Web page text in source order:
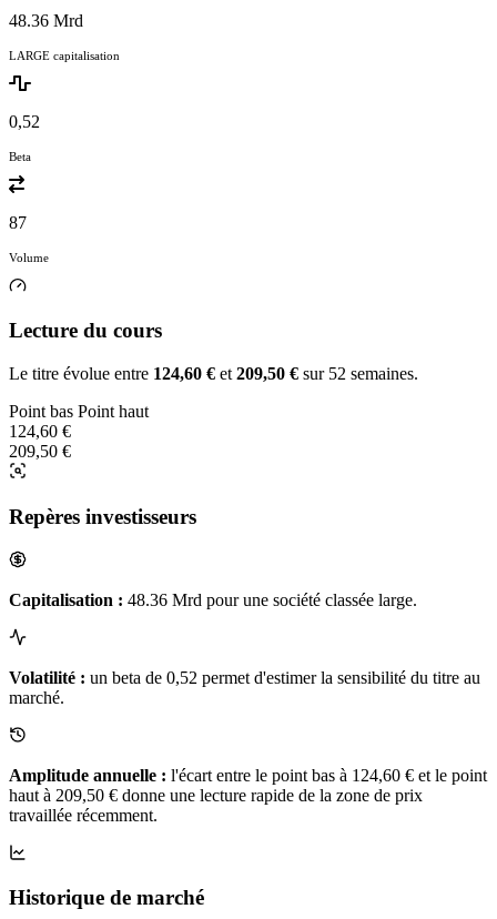
48.36 Mrd
LARGE capitalisation
0,52
Beta
87
Volume
Lecture du cours
Le titre évolue entre 124,60 € et 209,50 € sur 52 semaines.
Point bas Point haut
124,60 €
209,50 €
Repères investisseurs
Capitalisation : 48.36 Mrd pour une société classée large.
Volatilité : un beta de 0,52 permet d'estimer la sensibilité du titre au
marché.
Amplitude annuelle : l'écart entre le point bas à 124,60 € et le point
haut à 209,50 € donne une lecture rapide de la zone de prix
travaillée récemment.
Historique de marché